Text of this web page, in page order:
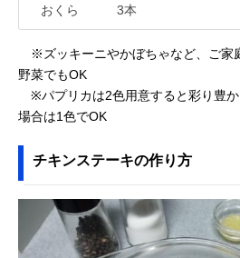
おくら 3本
※ズッキーニやかぼちゃなど、ご家
野菜でもOK
※パプリカは2色用意すると彩り豊
場合は1色でOK
チキンステーキの作り方